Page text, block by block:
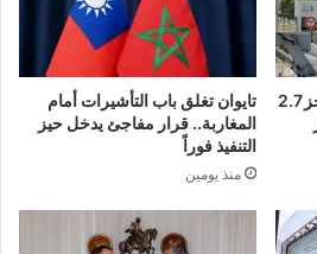
عملية مرحبا 2026 تكسر حاجز 2.7
تايوان تغلق باب التأشيرات أمام
المغاربة.. قرار مفاجئ يدخل حيز
التنفيذ فوراً
منذ يومين